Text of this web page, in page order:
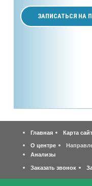
ЗАПИСАТЬСЯ НА
Главная
Карта
О центре
Анализы
Заказать звонок